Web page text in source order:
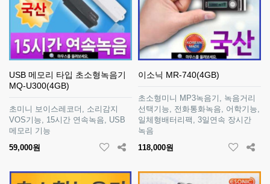
USB 메모리 타입 초소형녹음기
MQ-U300(4GB)
초미니 보이스레코더, 소리감지
VOS기능, 15시간 연속녹음, USB
메모리 기능
59,000원
이소닉 MR-740(4GB)
초소형미니 MP3녹음기, 녹음거리
선택기능, 전화통화녹음, 어학기능,
일체형배터리팩, 3일연속 장시간
녹음
118,000원